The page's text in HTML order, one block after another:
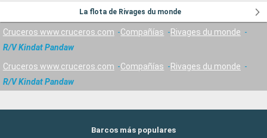
La flota de Rivages du monde
Cruceros www.cruceros.com Compañías
Rivages du monde
R/V Kindat Pandaw
Cruceros www.cruceros.com Compañías
Rivages du monde
R/V Kindat Pandaw
Barcos más populares